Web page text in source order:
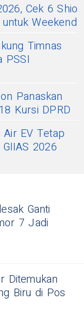
Cek 6 Shio
Weekend
Timnas
PSSI
Panaskan
Kursi DPRD
Air EV Tetap
2026
Ganti
7 Jadi
Ditemukan
Biru di Pos